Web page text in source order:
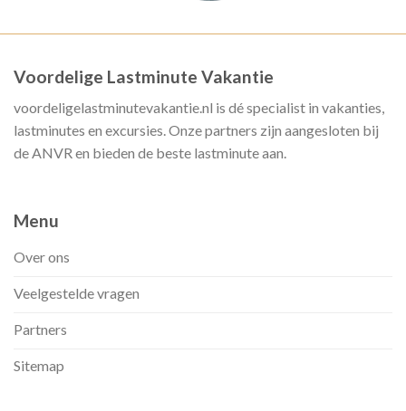
Voordelige Lastminute Vakantie
voordeligelastminutevakantie.nl is dé specialist in vakanties,
lastminutes en excursies. Onze partners zijn aangesloten bij
de ANVR en bieden de beste lastminute aan.
Menu
Over ons
Veelgestelde vragen
Partners
Sitemap